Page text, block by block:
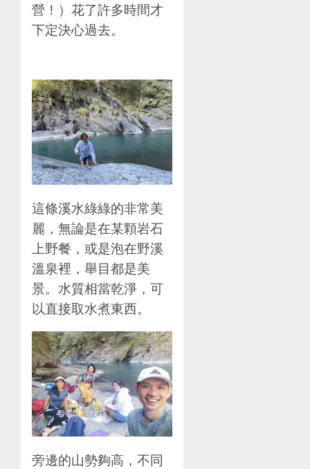
營！）花了許多時間才
下定決心過去。
這條溪水綠綠的非常美
麗，無論是在某顆岩石
上野餐，或是泡在野溪
溫泉裡，舉目都是美
景。水質相當乾淨，可
以直接取水煮東西。
旁邊的山勢夠高，不同